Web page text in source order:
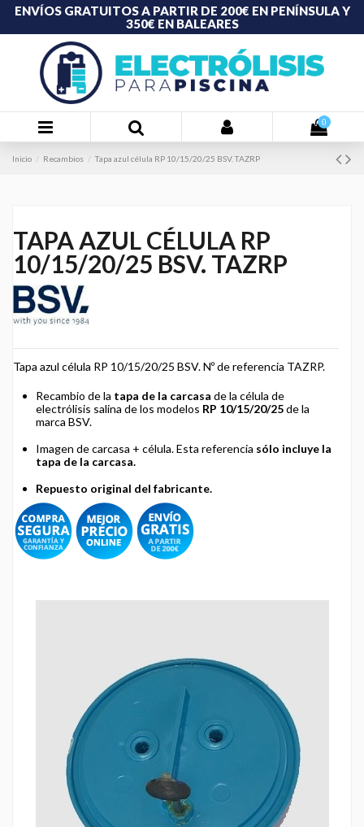
ENVÍOS GRATUITOS A PARTIR DE 200€ EN PENÍNSULA Y
350€ EN BALEARES
0
Inicio Recambios Tapa azul célula RP 10/15/20/25 BSV. TAZRP
TAPA AZUL CÉLULA RP
10/15/20/25 BSV. TAZRP
Tapa azul célula RP 10/15/20/25 BSV. Nº de referencia TAZRP.
Recambio de la tapa de la carcasa de la célula de
electrólisis salina de los modelos RP 10/15/20/25de la
marca BSV.
Imagen de carcasa + célula. Esta referencia sólo incluye la
tapa de la carcasa.
Repuesto original del fabricante.